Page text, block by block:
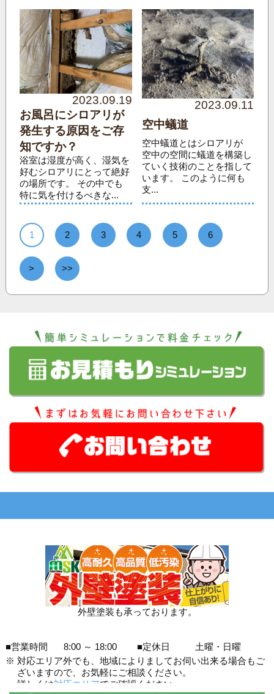
2023.09.19
お風呂にシロアリが
発生する原因をご存
知ですか？
浴室は湿度が高く、湿気を
好むシロアリにとって絶好
の場所です。 その中でも
特に気を付けるべきな...
2023.09.11
空中蟻道
空中蟻道とはシロアリが
空中の空間に蟻道を構築し
ていく技術のことを指して
います。 このように何も
支...
1 2 3 4 5 6
> >>
外壁塗装も承っております。
■営業時間 8:00 ～ 18:00 ■定休日
土曜・日曜
※ 対応エリア外でも、地域によりましてお伺い出来る場合もご
ざいますので、お気軽にご相談ください。
詳しくは対応エリアでご確認ください。